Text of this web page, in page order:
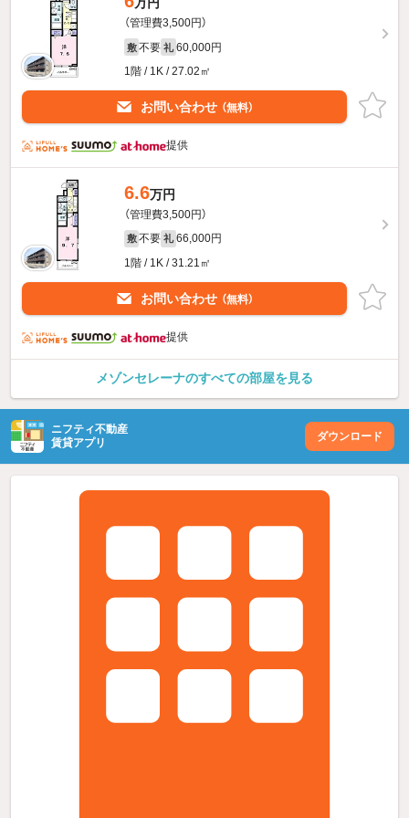
万円
（管理費3,500円）
敷 不要 礼 60,000円
1階 / 1K / 27.02㎡
お問い合わせ （無料）
提供
6.6万円
（管理費3,500円）
敷 不要 礼 66,000円
1階 / 1K / 31.21㎡
お問い合わせ （無料）
提供
メゾンセレーナのすべての部屋を見る
ニフティ不動産
賃貸アプリ
ダウンロード